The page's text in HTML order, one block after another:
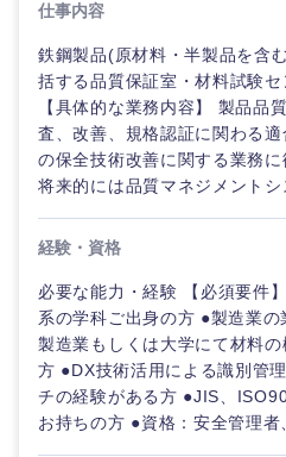
選択
仕事内容
鉄鋼製品(原材料・半製品を含
括する品質保証室・材料試験セ
【具体的な業務内容】 製品品
査、改善、規格認証に関わる
の保全技術改善に関する業務に
将来的には品質マネジメントシ
経験・資格
必要な能力・経験 【必須要件
系の学科ご出身の方 ●製造業
製造業もしくは大学にて材料
方 ●DX技術活用による識別管
チの経験がある方 ●JIS、
お持ちの方 ●資格：安全管理者